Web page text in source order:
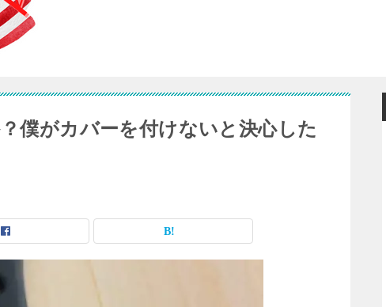
僕がカバーを付けないと決心した